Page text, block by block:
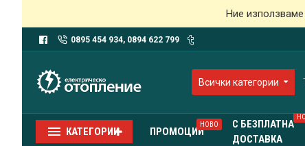
Ние използваме
0895 454 934, 0894 622 799
Всички категории
КАТЕГОРИИ ПРОМОЦИИ
НОВО
С БЕЗПЛАТНА
ДОСТАВКА